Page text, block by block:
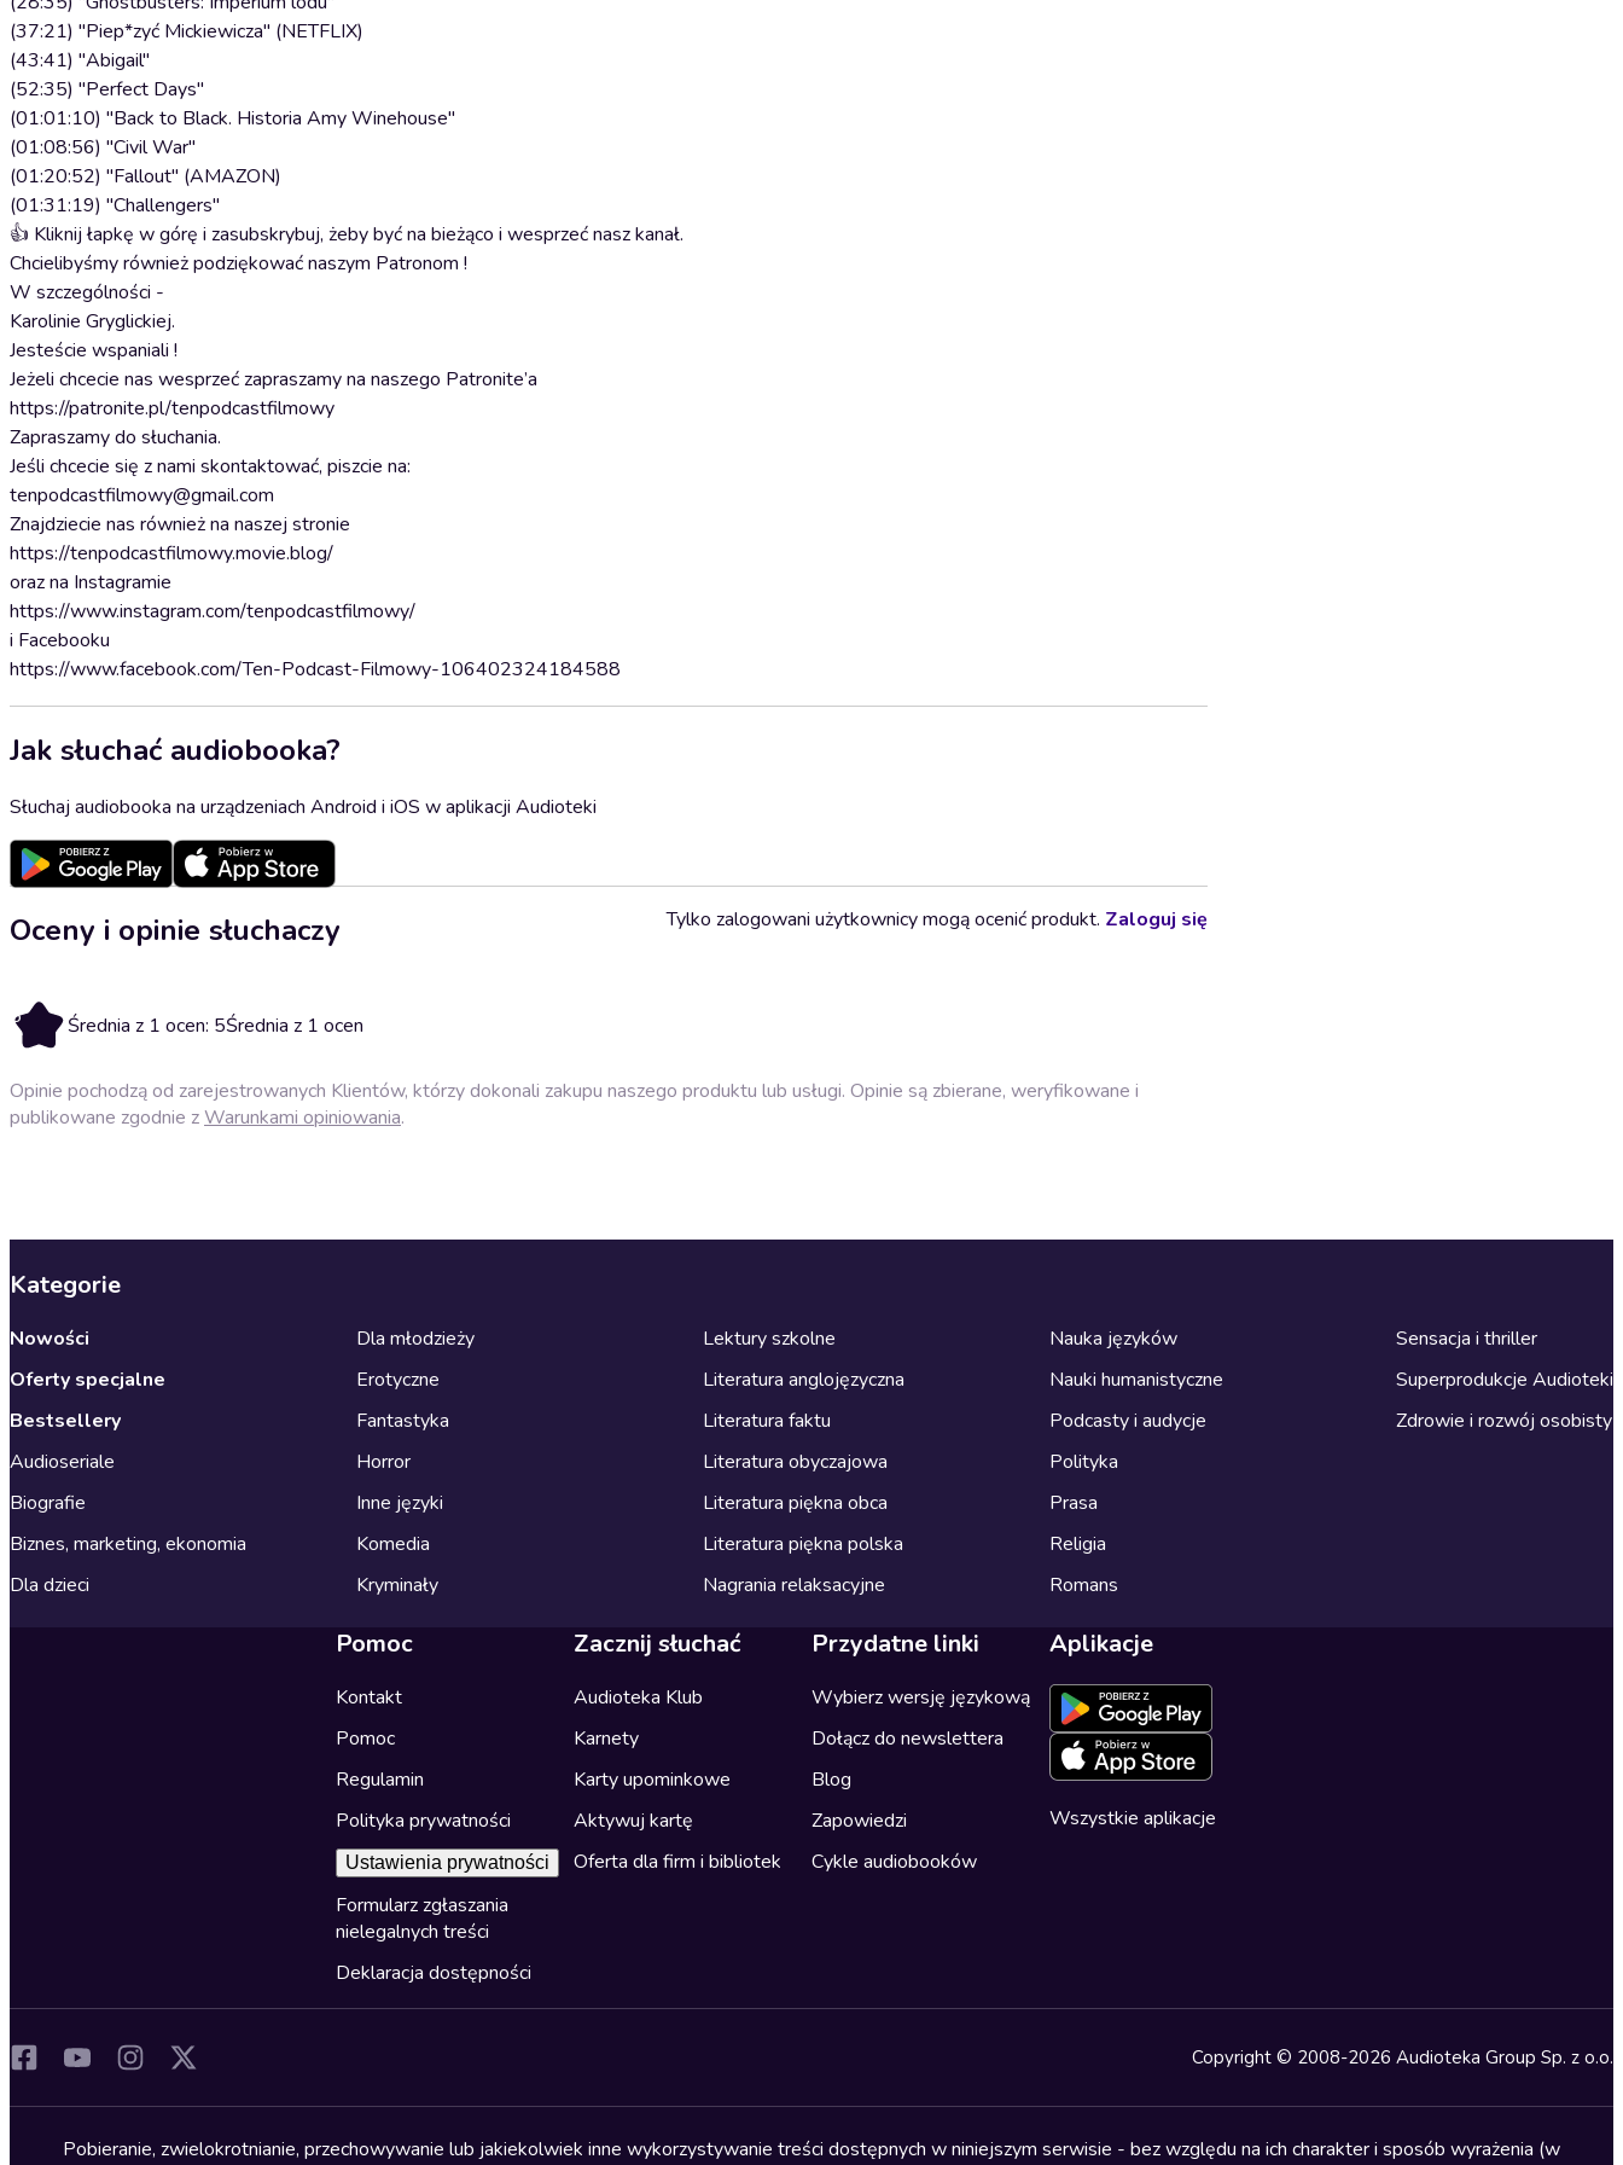
(37:21) "Piep*zyć Mickiewicza" (NETFLIX)
(43:41) "Abigail"
(52:35) "Perfect Days"
(01:01:10) "Back to Black. Historia Amy Winehouse"
(01:08:56) "Civil War"
(01:20:52) "Fallout" (AMAZON)
(01:31:19) "Challengers"
👍 Kliknij łapkę w górę i zasubskrybuj, żeby być na bieżąco i wesprzeć nasz kanał.
Chcielibyśmy również podziękować naszym Patronom !
W szczególności -
Karolinie Gryglickiej.
Jesteście wspaniali !
Jeżeli chcecie nas wesprzeć zapraszamy na naszego Patronite’a
https://patronite.pl/tenpodcastfilmowy
Zapraszamy do słuchania.
Jeśli chcecie się z nami skontaktować, piszcie na:
tenpodcastfilmowy@gmail.com
Znajdziecie nas również na naszej stronie
https://tenpodcastfilmowy.movie.blog/
oraz na Instagramie
https://www.instagram.com/tenpodcastfilmowy/
i Facebooku
https://www.facebook.com/Ten-Podcast-Filmowy-106402324184588
Jak słuchać audiobooka?
Słuchaj audiobooka na urządzeniach Android i iOS w aplikacji Audioteki
Oceny i opinie słuchaczy
5 Średnia z 1 ocen: 5Średnia z 1 ocen
Tylko zalogowani użytkownicy mogą ocenić produkt. Zaloguj się
Opinie pochodzą od zarejestrowanych Klientów, którzy dokonali zakupu naszego produktu lub usługi. Opinie są zbierane, weryfikowane i
publikowane zgodnie zWarunkami opiniowania.
Kategorie
Nowości
Oferty specjalne
Bestsellery
Audioseriale
Biografie
Biznes, marketing, ekonomia
Dla dzieci
Dla młodzieży
Erotyczne
Fantastyka
Horror
Inne języki
Komedia
Kryminały
Lektury szkolne
Literatura anglojęzyczna
Literatura faktu
Literatura obyczajowa
Literatura piękna obca
Literatura piękna polska
Nagrania relaksacyjne
Nauka języków
Nauki humanistyczne
Podcasty i audycje
Polityka
Prasa
Religia
Romans
Sensacja i thriller
Superprodukcje Audioteki
Zdrowie i rozwój osobisty
Pomoc
Kontakt
Pomoc
Regulamin
Polityka prywatności
Ustawienia prywatności
Formularz zgłaszania
nielegalnych treści
Deklaracja dostępności
Zacznij słuchać
Audioteka Klub
Karnety
Karty upominkowe
Aktywuj kartę
Oferta dla firm i bibliotek
Przydatne linki
Wybierz wersję językową
Dołącz do newslettera
Blog
Zapowiedzi
Cykle audiobooków
Aplikacje
Wszystkie aplikacje
Copyright © 2008-2026 Audioteka Group Sp. z o.o.
Pobieranie, zwielokrotnianie, przechowywanie lub jakiekolwiek inne wykorzystywanie treści dostępnych w niniejszym serwisie - bez względu na ich charakter i sposób wyrażenia (w